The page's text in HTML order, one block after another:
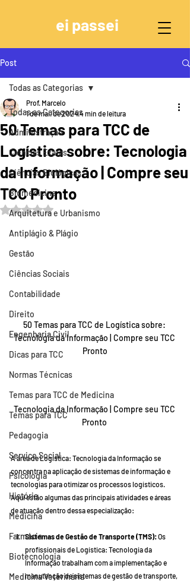
ei passei
Post
Todas as Categorias
Administração
Ciências Exatas
Ciências Biológicas
Biomedicina
Arquitetura e Urbanismo
Antiplágio & Plágio
Gestão
Ciências Sociais
Contabilidade
Direito
Engenharia Civil
Dicas para TCC
Normas Técnicas
Temas para TCC de Medicina
Temas para TCC
Pedagogia
Serviço Social
Psicologia
História
Medicina
Farmácia
Biotecnologia
Medicina Veterinária
Todas as Categorias
50 Temas para TCC de
Logística sobre: Tecnologia
da Informação | Compre seu
TCC Pronto
Prof. Marcelo
1 de mai. de 20244 min de leitura
Avaliado com NaN de 5 estrelas.
50 Temas para TCC de Logística sobre:
Tecnologia da Informação | Compre seu TCC
Pronto
Tecnologia da Informação | Compre seu TCC
Pronto
A área de Logística: Tecnologia da Informação se
concentra na aplicação de sistemas de informação e
tecnologias para otimizar os processos logísticos.
Aqui estão algumas das principais atividades e áreas
de atuação dentro dessa especialização:
Sistemas de Gestão de Transporte (TMS): Os
profissionais de Logística: Tecnologia da
Informação trabalham com a implementação e
manutenção de sistemas de gestão de transporte,